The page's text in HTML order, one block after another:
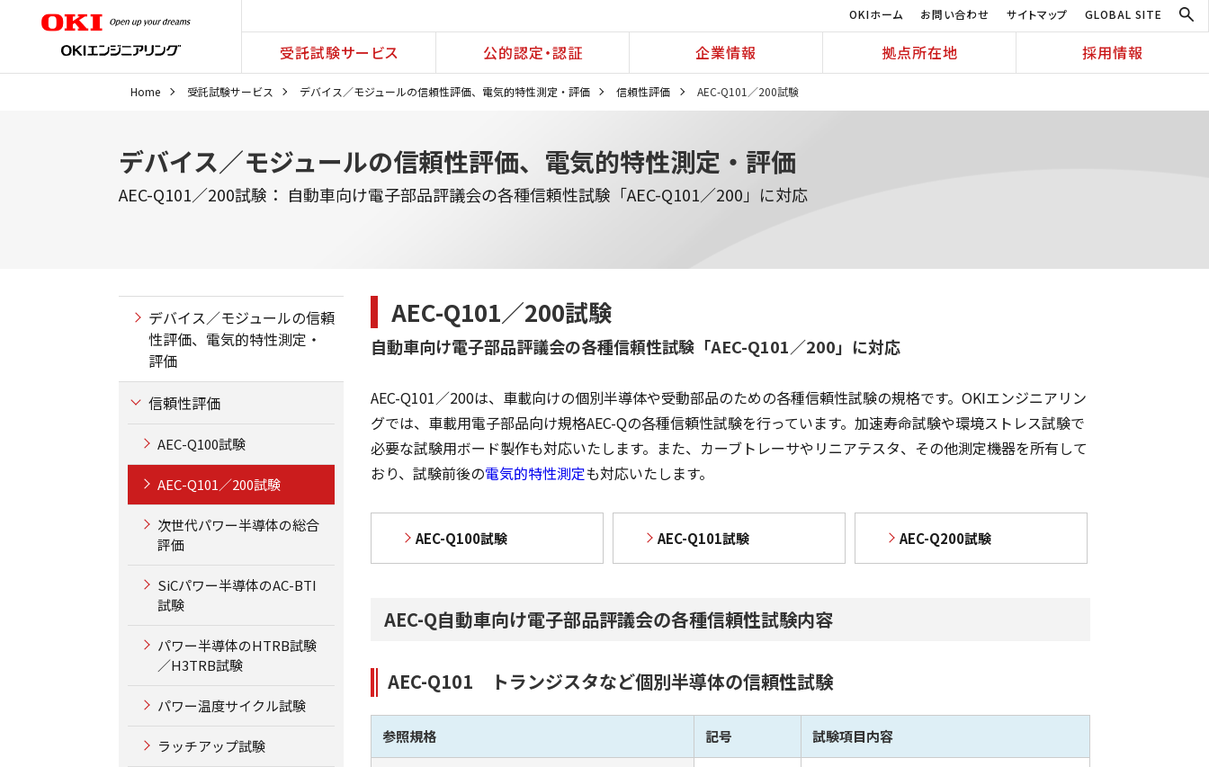
OKIホーム お問い合わせ サイトマップ GLOBAL SITE
受託試験サービス 公的認定・認証 企業情報 拠点所在地 採用情報
Home 受託試験サービス デバイス／モジュールの信頼性評価、電気的特性測定・評価 信頼性評価 AEC-Q101／200試験
デバイス／モジュールの信頼性評価、電気的特性測定・評価
AEC-Q101／200試験： 自動車向け電子部品評議会の各種信頼性試験「AEC-Q101／200」に対応
AEC-Q101／200試験
自動車向け電子部品評議会の各種信頼性試験「AEC-Q101／200」に対応
AEC-Q101／200は、車載向けの個別半導体や受動部品のための各種信頼性試験の規格です。OKIエンジニアリン
グでは、車載用電子部品向け規格AEC-Qの各種信頼性試験を行っています。加速寿命試験や環境ストレス試験で
必要な試験用ボード製作も対応いたします。また、カーブトレーサやリニアテスタ、その他測定機器を所有して
おり、試験前後の電気的特性測定も対応いたします。
AEC-Q100試験 AEC-Q101試験 AEC-Q200試験
AEC-Q自動車向け電子部品評議会の各種信頼性試験内容
AEC-Q101 トランジスタなど個別半導体の信頼性試験
参照規格 記号 試験項目内容
デバイス／モジュールの信頼
性評価、電気的特性測定・
評価
信頼性評価
AEC-Q100試験
AEC-Q101／200試験
次世代パワー半導体の総合
評価
SiCパワー半導体のAC-BTI
試験
パワー半導体のHTRB試験
／H3TRB試験
パワー温度サイクル試験
ラッチアップ試験